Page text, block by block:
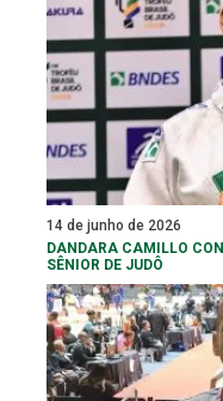
14 de junho de 2026
DANDARA CAMILLO
SÊNIOR DE JUDÔ